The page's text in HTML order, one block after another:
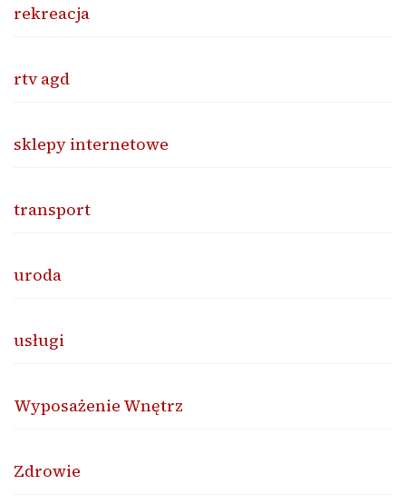
rekreacja
rtv agd
sklepy internetowe
transport
uroda
usługi
Wyposażenie Wnętrz
Zdrowie